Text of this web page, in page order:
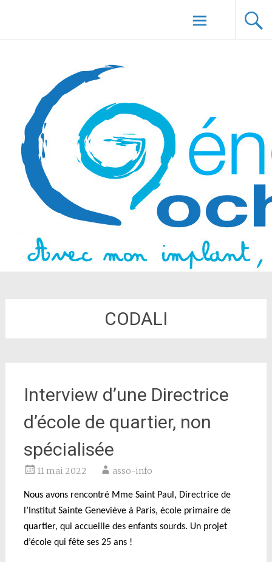
Aller au
contenu
principal
CODALI
Interview d’une Directrice
d’école de quartier, non
spécialisée
11 mai 2022 asso-info
Nous avons rencontré Mme Saint Paul, Directrice de
l’Institut Sainte Geneviève à Paris, école primaire de
quartier, qui accueille des enfants sourds. Un projet
d’école qui fête ses 25 ans !